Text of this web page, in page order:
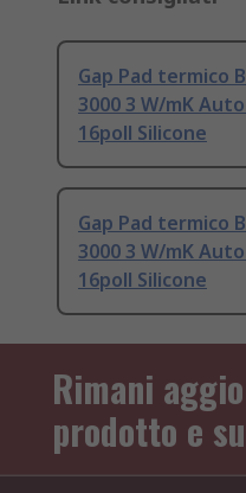
Gap Pad termico
3000 3 W/mK
16poll Silicone
Gap Pad termico
3000 3 W/mK
16poll Silicone
Rimani
prodotto e